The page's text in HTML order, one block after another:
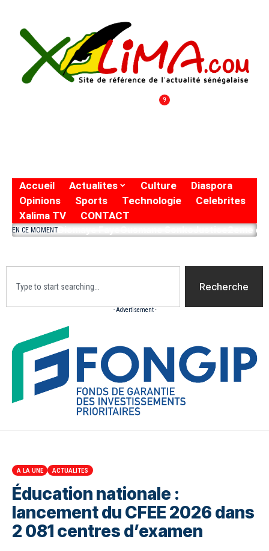
9
Accueil Actualites Culture
Diaspora
Opinions
Sports Technologie
Celebrites
Xalima TV
CONTACT
EN CE MOMENTDiomaye FayeOusmane SonkoJustice2eme
Recherche
- Advertisement -
A LA UNE ACTUALITES
Éducation nationale :
lancement du CFEE 2026 dans
2 081 centres d’examen